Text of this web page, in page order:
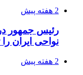
2 هفته پیش
رئیس جمهور
نواحی ایران
2 هفته پیش